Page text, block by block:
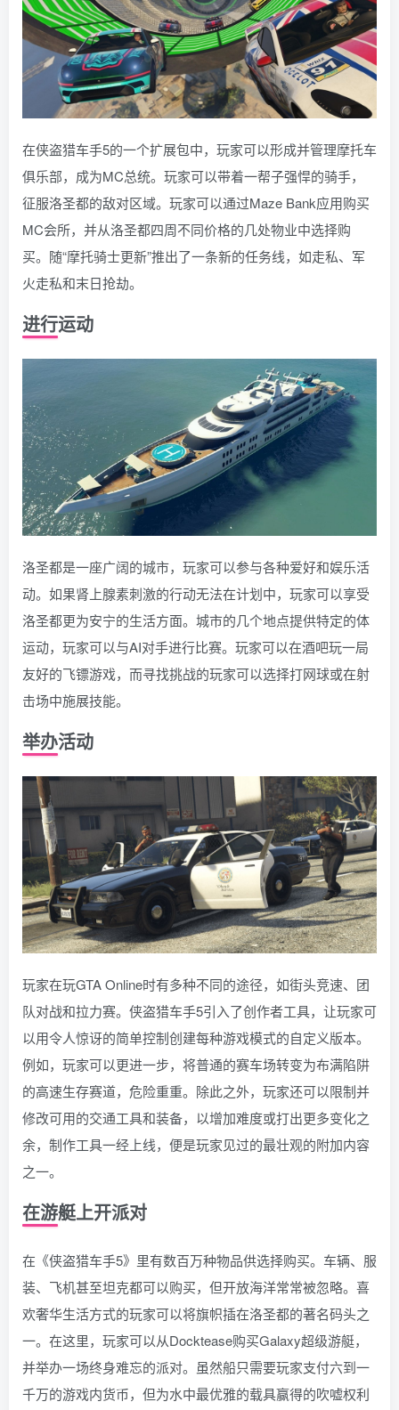
在侠盗猎车手5的一个扩展包中，玩家可以形成并管理摩托车
俱乐部，成为MC总统。玩家可以带着一帮子强悍的骑手，
征服洛圣都的敌对区域。玩家可以通过Maze Bank应用购买
MC会所，并从洛圣都四周不同价格的几处物业中选择购
买。随“摩托骑士更新”推出了一条新的任务线，如走私、军
火走私和末日抢劫。
进行运动
洛圣都是一座广阔的城市，玩家可以参与各种爱好和娱乐活
动。如果肾上腺素刺激的行动无法在计划中，玩家可以享受
洛圣都更为安宁的生活方面。城市的几个地点提供特定的体
运动，玩家可以与AI对手进行比赛。玩家可以在酒吧玩一局
友好的飞镖游戏，而寻找挑战的玩家可以选择打网球或在射
击场中施展技能。
举办活动
玩家在玩GTA Online时有多种不同的途径，如街头竞速、团
队对战和拉力赛。侠盗猎车手5引入了创作者工具，让玩家可
以用令人惊讶的简单控制创建每种游戏模式的自定义版本。
例如，玩家可以更进一步，将普通的赛车场转变为布满陷阱
的高速生存赛道，危险重重。除此之外，玩家还可以限制并
修改可用的交通工具和装备，以增加难度或打出更多变化之
余，制作工具一经上线，便是玩家见过的最壮观的附加内容
之一。
在游艇上开派对
在《侠盗猎车手5》里有数百万种物品供选择购买。车辆、服
装、飞机甚至坦克都可以购买，但开放海洋常常被忽略。喜
欢奢华生活方式的玩家可以将旗帜插在洛圣都的著名码头之
一。在这里，玩家可以从Docktease购买Galaxy超级游艇，
并举办一场终身难忘的派对。虽然船只需要玩家支付六到一
千万的游戏内货币，但为水中最优雅的载具赢得的吹嘘权利